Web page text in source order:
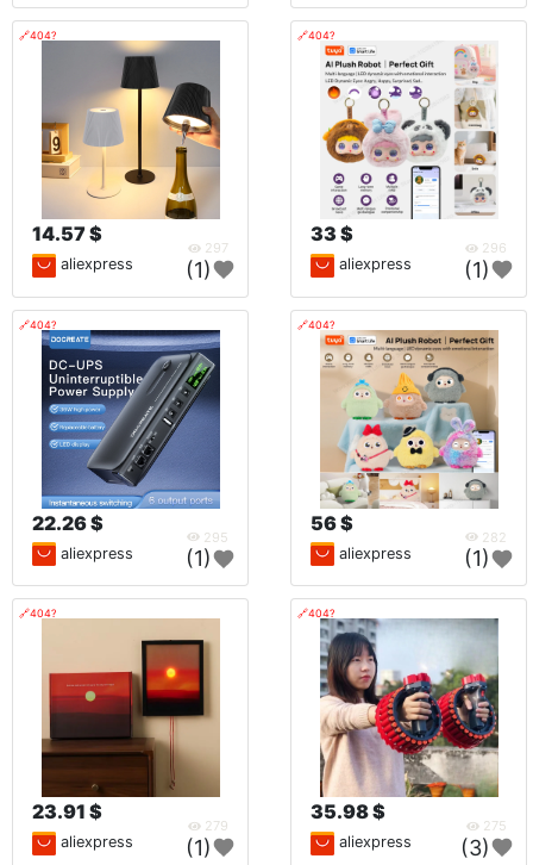
🔗404?
14.57 $
297
aliexpress (1)
🔗404?
33 $
296
aliexpress (1)
🔗404?
22.26 $
295
aliexpress (1)
🔗404?
56 $
282
aliexpress (1)
🔗404?
23.91 $
279
aliexpress (1)
🔗404?
35.98 $
275
aliexpress (3)